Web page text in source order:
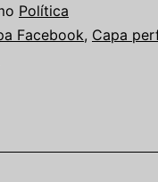
Política
Facebook, Capa